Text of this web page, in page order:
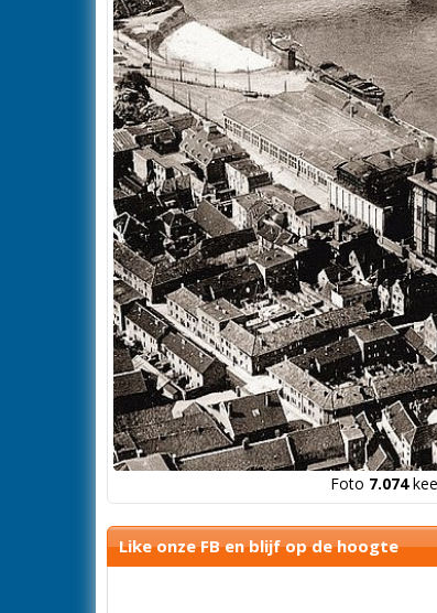
Foto 7.074
Like onze FB en blijf op de hoogte